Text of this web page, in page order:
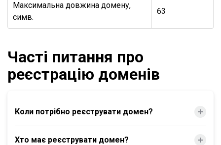
Максимальна довжина домену,
симв.
63
Часті питання про
реєстрацію доменів
Коли потрібно реєструвати домен?
Хто має реєструвати домен?